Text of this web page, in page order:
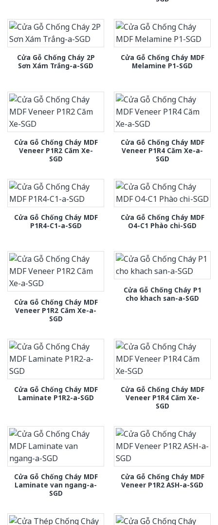
Cửa Gỗ Chống Cháy 2P
Sơn Xám Trắng-a-SGD
Cửa Gỗ Chống Cháy MDF
Melamine P1-SGD
Cửa Gỗ Chống Cháy MDF
Veneer P1R2 Căm Xe-
SGD
Cửa Gỗ Chống Cháy MDF
Veneer P1R4 Căm Xe-a-
SGD
Cửa Gỗ Chống Cháy MDF
P1R4-C1-a-SGD
Cửa Gỗ Chống Cháy MDF
O4-C1 Phào chi-SGD
Cửa Gỗ Chống Cháy MDF
Veneer P1R2 Căm Xe-a-
SGD
Cửa Gỗ Chống Cháy P1
cho khach san-a-SGD
Cửa Gỗ Chống Cháy MDF
Laminate P1R2-a-SGD
Cửa Gỗ Chống Cháy MDF
Veneer P1R4 Căm Xe-
SGD
Cửa Gỗ Chống Cháy MDF
Laminate van ngang-a-
SGD
Cửa Gỗ Chống Cháy MDF
Veneer P1R2 ASH-a-SGD